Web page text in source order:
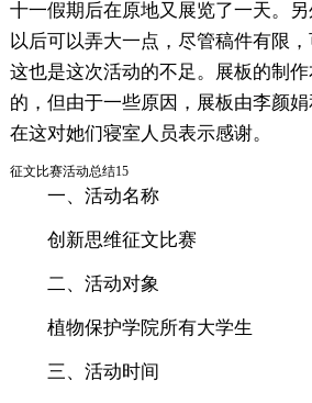
十一假期后在原地又展览了一天。
以后可以弄大一点，尽管稿件有限，
这也是这次活动的不足。展板的制
的，但由于一些原因，展板由李颜娟
在这对她们寝室人员表示感谢。
征文比赛活动总结15
一、活动名称
创新思维征文比赛
二、活动对象
植物保护学院所有大学生
三、活动时间